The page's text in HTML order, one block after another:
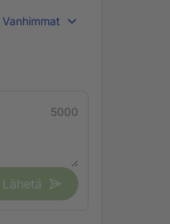
Vanhimmat
5000
Lähetä